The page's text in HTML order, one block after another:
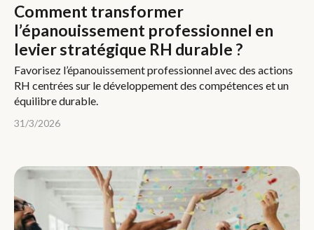
Comment transformer
l’épanouissement professionnel en
levier stratégique RH durable ?
Favorisez l’épanouissement professionnel avec des actions
RH centrées sur le développement des compétences et un
équilibre durable.
31/3/2026